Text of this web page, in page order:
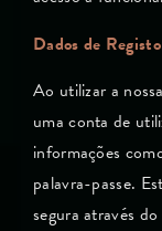
Dados de
Ao utilizar a
uma conta de
informações
palavra-passe.
segura através